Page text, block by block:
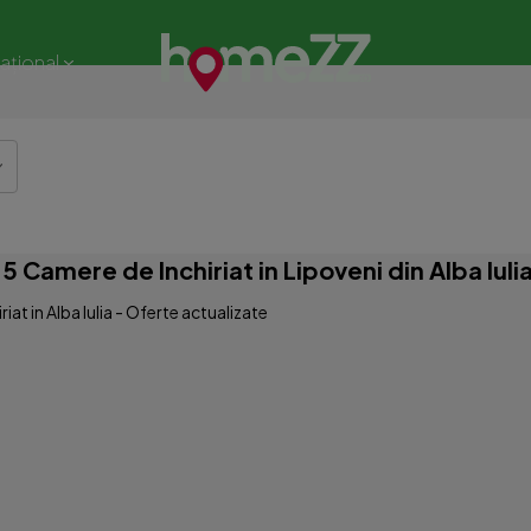
Camere de Inchiriat in Lipoveni din Alba
in Alba Iulia - Oferte actualizate